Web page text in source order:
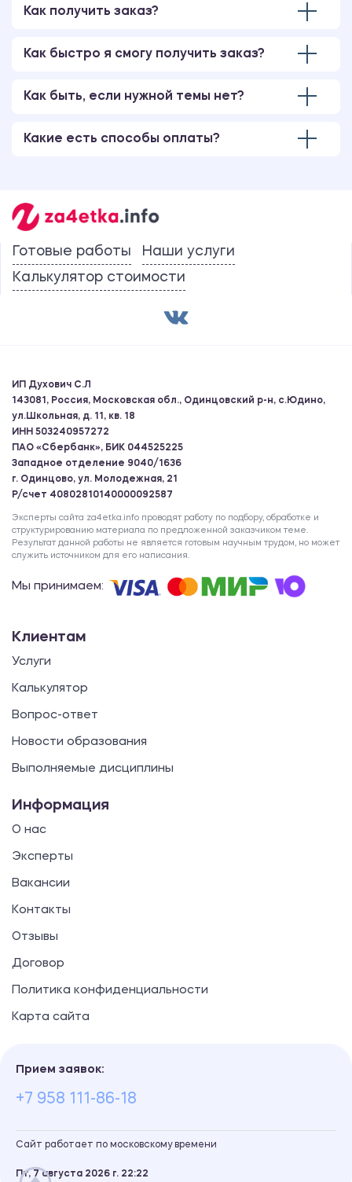
Как получить заказ?
Как быстро я смогу получить заказ?
Как быть, если нужной темы нет?
Какие есть способы оплаты?
Готовые работы
Наши услуги
Калькулятор стоимости
ИП Духович С.Л
143081, Россия, Московская обл., Одинцовский р-н, с.Юдино,
ул.Школьная, д. 11, кв. 18
ИНН 503240957272
ПАО «Сбербанк», БИК 044525225
Западное отделение 9040/1636
г. Одинцово, ул. Молодежная, 21
Р/счет 40802810140000092587
Эксперты сайта za4etka.info проводят работу по подбору, обработке и
структурированию материала по предложенной заказчиком теме.
Результат данной работы не является готовым научным трудом, но может
служить источником для его написания.
Мы принимаем:
Клиентам
Услуги
Калькулятор
Вопрос-ответ
Новости образования
Выполняемые дисциплины
Информация
О нас
Эксперты
Вакансии
Контакты
Отзывы
Договор
Политика конфиденциальности
Карта сайта
Прием заявок:
+7 958 111-86-18
Сайт работает по московскому времени
Пт, 7 августа 2026 г. 22 22